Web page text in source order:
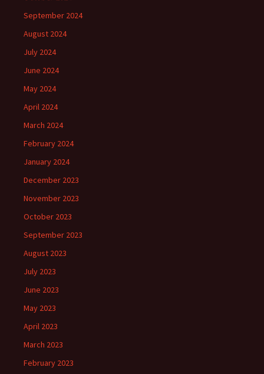
September 2024
August 2024
July 2024
June 2024
May 2024
April 2024
March 2024
February 2024
January 2024
December 2023
November 2023
October 2023
September 2023
August 2023
July 2023
June 2023
May 2023
April 2023
March 2023
February 2023